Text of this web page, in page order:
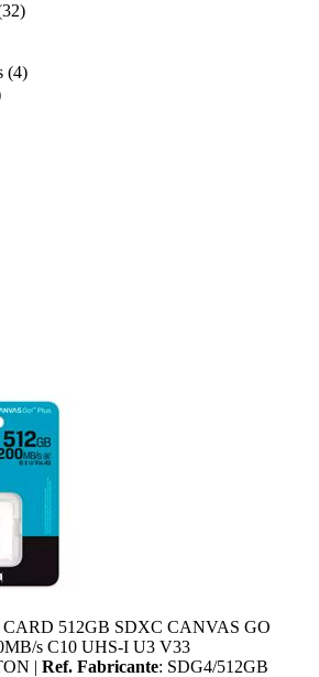
(4)
512GB SDXC CANVAS GO
s C10 UHS-I U3 V33
| Ref. Fabricante: SDG4/512GB